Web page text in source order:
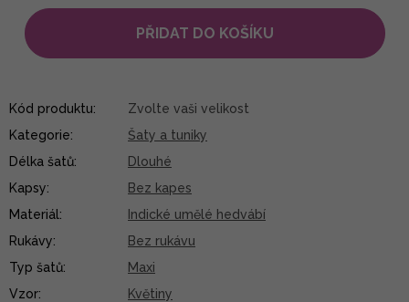
PŘIDAT DO KOŠÍKU
Kód produktu:
Zvolte vaši velikost
Kategorie:
Šaty a tuniky
Délka šatů:
Dlouhé
Kapsy:
Bez kapes
Materiál:
Indické umělé hedvábí
Rukávy:
Bez rukávu
Typ šatů:
Maxi
Vzor: Květiny